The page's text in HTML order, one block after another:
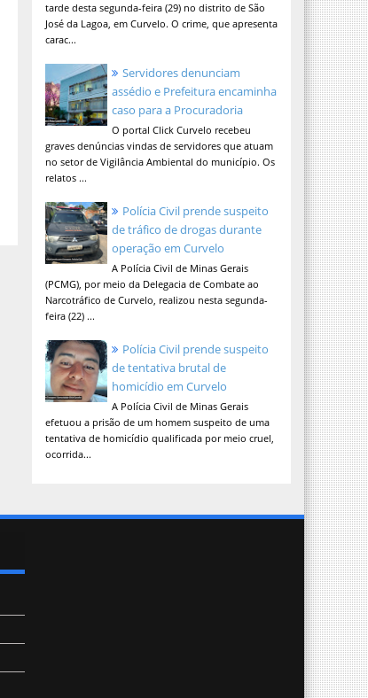
tarde desta segunda-feira (29) no distrito de São
José da Lagoa, em Curvelo. O crime, que apresenta
carac...
Servidores denunciam
assédio e Prefeitura encaminha
caso para a Procuradoria
O portal Click Curvelo recebeu
graves denúncias vindas de servidores que atuam
no setor de Vigilância Ambiental do município. Os
relatos ...
Polícia Civil prende suspeito
de tráfico de drogas durante
operação em Curvelo
A Polícia Civil de Minas Gerais
(PCMG), por meio da Delegacia de Combate ao
Narcotráfico de Curvelo, realizou nesta segunda-
feira (22) ...
Polícia Civil prende suspeito
de tentativa brutal de
homicídio em Curvelo
A Polícia Civil de Minas Gerais
efetuou a prisão de um homem suspeito de uma
tentativa de homicídio qualificada por meio cruel,
ocorrida...